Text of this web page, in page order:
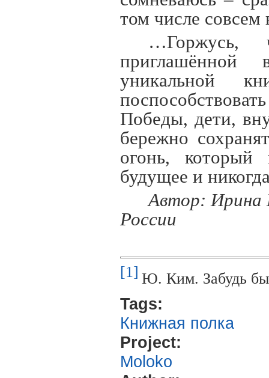
том числе
приглашённой
уникальной
Победы, дети,
бережно
огонь, который
будущее и
Автор: Ирина
России
[1] Ю. Ким. Забудь
Tags:
Книжная полка
Project:
Moloko